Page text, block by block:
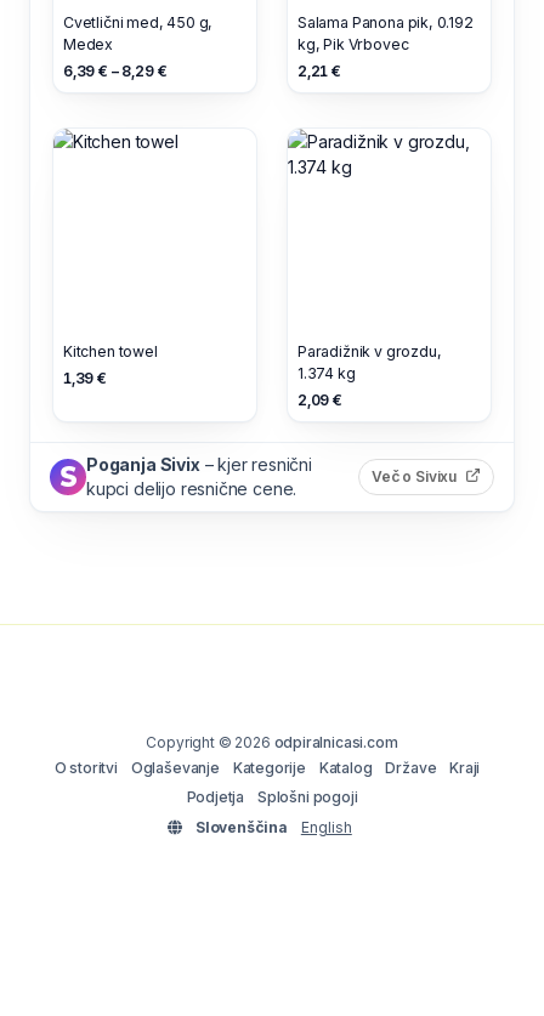
Cvetlični med, 450 g,
Medex
6,39 € – 8,29 €
Salama Panona pik, 0.192
kg, Pik Vrbovec
2,21 €
Kitchen towel
1,39 €
Paradižnik v grozdu,
1.374 kg
2,09 €
Poganja Sivix – kjer resnični
kupci delijo resnične cene.
Več o Sivixu (odpre
Copyright © 2026 odpiralnicasi.com
O storitvi
Oglaševanje Kategorije Katalog Države
Kraji
Podjetja
Splošni pogoji
Slovenščina
English